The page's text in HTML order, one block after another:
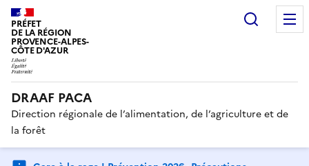
PRÉFET
DE LA RÉGION
PROVENCE-ALPES-
CÔTE D'AZUR
DRAAF PACA
Direction régionale de l’alimentation, de l’agriculture et de
la forêt